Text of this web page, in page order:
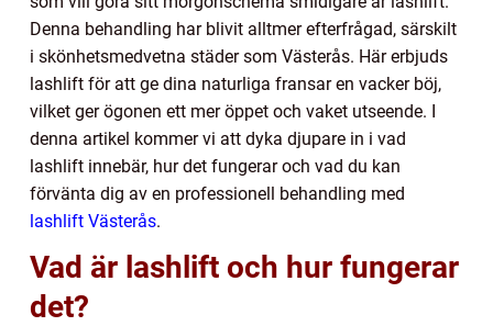
Denna behandling har blivit alltmer efterfrågad, särskilt
i skönhetsmedvetna städer som Västerås. Här erbjuds
lashlift för att ge dina naturliga fransar en vacker böj,
vilket ger ögonen ett mer öppet och vaket utseende. I
denna artikel kommer vi att dyka djupare in i vad
lashlift innebär, hur det fungerar och vad du kan
förvänta dig av en professionell behandling med
lashlift Västerås.
Vad är lashlift och hur fungerar
det?